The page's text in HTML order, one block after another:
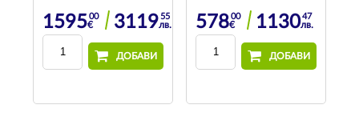
159500
€ 311955
лв.
ДОБАВИ
57800
€ 113047
лв.
ДОБАВИ